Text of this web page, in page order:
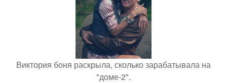
Виктория боня раскрыла, сколько зарабатывала на
"доме-2".